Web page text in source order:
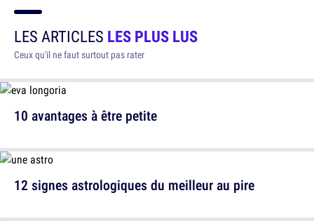
LES ARTICLES LES PLUS LUS
Ceux qu'il ne faut surtout pas rater
10 avantages à être petite
12 signes astrologiques du meilleur au pire